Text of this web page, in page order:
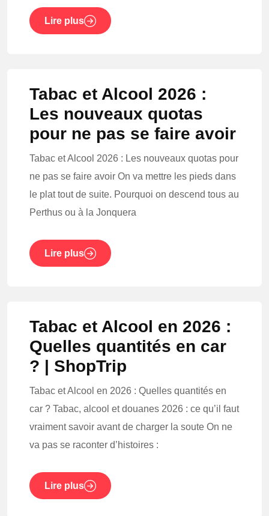
Lire plus
Tabac et Alcool 2026 :
Les nouveaux quotas
pour ne pas se faire avoir
Tabac et Alcool 2026 : Les nouveaux quotas pour
ne pas se faire avoir On va mettre les pieds dans
le plat tout de suite. Pourquoi on descend tous au
Perthus ou à la Jonquera
Lire plus
Tabac et Alcool en 2026 :
Quelles quantités en car
? | ShopTrip
Tabac et Alcool en 2026 : Quelles quantités en
car ? Tabac, alcool et douanes 2026 : ce qu’il faut
vraiment savoir avant de charger la soute On ne
va pas se raconter d’histoires :
Lire plus